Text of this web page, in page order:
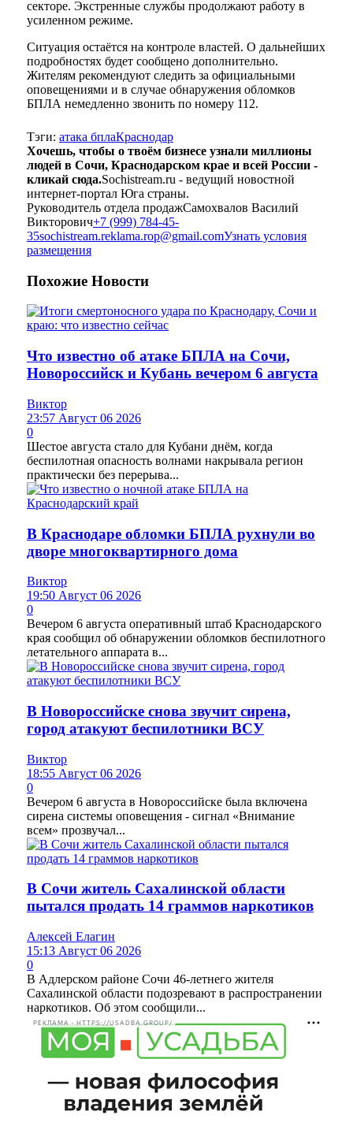
секторе. Экстренные службы продолжают работу в
усиленном режиме.
Ситуация остаётся на контроле властей. О дальнейших
подробностях будет сообщено дополнительно.
Жителям рекомендуют следить за официальными
оповещениями и в случае обнаружения обломков
БПЛА немедленно звонить по номеру 112.
Тэги: атака бплаКраснодар
Хочешь, чтобы о твоём бизнесе узнали миллионы
людей в Сочи, Краснодарском крае и всей России -
кликай сюда.Sochistream.ru - ведущий новостной
интернет-портал Юга страны.
Руководитель отдела продажСамохвалов Василий
Викторович+7 (999) 784-45-
35sochistream.reklama.rop@gmail.comУзнать условия
размещения
Похожие Новости
Что известно об атаке БПЛА на Сочи,
Новороссийск и Кубань вечером 6 августа
Виктор
23:57 Август 06 2026
0
Шестое августа стало для Кубани днём, когда
беспилотная опасность волнами накрывала регион
практически без перерыва...
В Краснодаре обломки БПЛА рухнули во
дворе многоквартирного дома
Виктор
19:50 Август 06 2026
0
Вечером 6 августа оперативный штаб Краснодарского
края сообщил об обнаружении обломков беспилотного
летательного аппарата в...
В Новороссийске снова звучит сирена,
город атакуют беспилотники ВСУ
Виктор
18:55 Август 06 2026
0
Вечером 6 августа в Новороссийске была включена
сирена системы оповещения - сигнал «Внимание
всем» прозвучал...
В Сочи житель Сахалинской области
пытался продать 14 граммов наркотиков
Алексей Елагин
15:13 Август 06 2026
0
В Адлерском районе Сочи 46-летнего жителя
Сахалинской области подозревают в распространении
наркотиков. Об этом сообщили...
РЕКЛАМА • HTTPS://USADBA.GROUP/